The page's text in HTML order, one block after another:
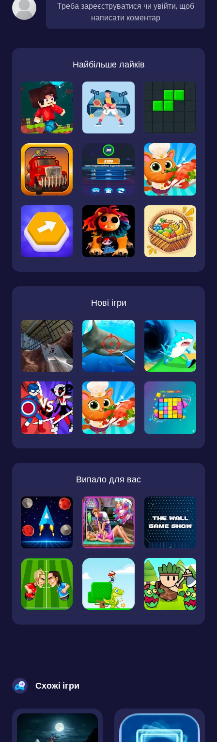
Треба зареєструватися чи увійти, щоб
написати коментар
Найбільше лайків
Нові ігри
Випало для вас
Схожі ігри